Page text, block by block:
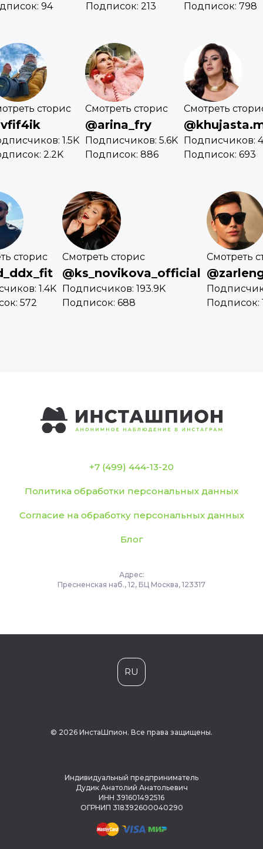
94
Подписок: 213
Подписок: 798
сторис
1.5K
2.2K
Смотреть сторис
@arina_fry
Подписчиков: 5.6K
Подписок: 886
Смотреть
Подписчиков:
Подписок: 693
сторис
1.4K
572
Смотреть сторис
@ks_novikova_official
Подписчиков: 193.9K
Подписок: 688
Смотреть
Подписок:
+7 (499) 444-13-20
Политика обработки персональных данных
Согласие на обработку персональных данных
Блог
Адрес:
Пресненская наб., 12, БЦ Москва, 123317
RU
© 2026 ИнстаШпион. Все права защищены.
Индивидуальный предприниматель
Дудик Анатолий Анатольевич
ИНН 391601492516
ОГРНИП 318392600040290